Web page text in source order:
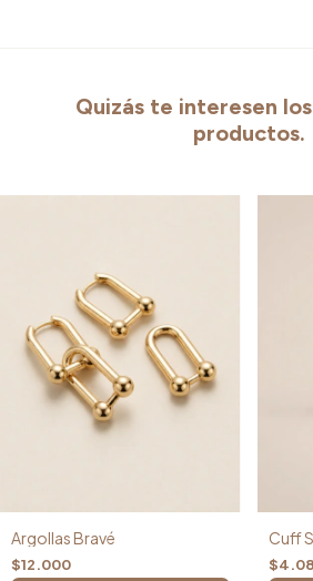
Quizás te interesen
productos.
Argollas Bravé
$12.000
Cuff